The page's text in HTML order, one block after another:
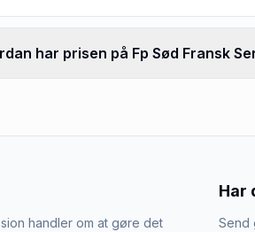
har prisen på Fp Sød Fransk
handler om at gøre det
Har
Send